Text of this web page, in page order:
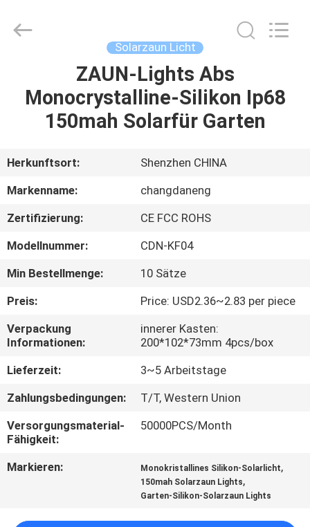
PRODUKTE
ÜBER
UNS
FABRIK-
TOUR
QUALITÄTSKONTROLLE
KONTAKTIERE
UNS
NACHRICHTEN
FÄLLE
SIE
Ltd..
Solarzaun Licht
ZAUN-Lights Abs
Monocrystalline-Silikon Ip68
150mah Solarfür Garten
Herkunftsort:
Shenzhen CHINA
Markenname:
changdaneng
Zertifizierung:
CE FCC ROHS
Modellnummer:
CDN-KF04
Min Bestellmenge:
10 Sätze
Preis:
Price: USD2.36~2.83 per piece
Verpackung
Informationen:
innerer Kasten:
200*102*73mm 4pcs/box
Lieferzeit:
3~5 Arbeitstage
Zahlungsbedingungen:
T/T, Western Union
Versorgungsmaterial-
Fähigkeit:
50000PCS/Month
Markieren: Monokristallines Silikon-Solarlicht,
150mah Solarzaun Lights,
Garten-Silikon-Solarzaun Lights